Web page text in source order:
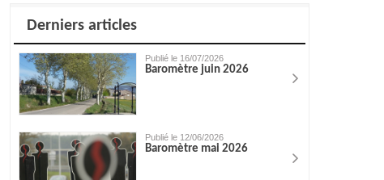
Derniers articles
Publié le 16/07/2026
Baromètre juin 2026
Publié le 12/06/2026
Baromètre mai 2026